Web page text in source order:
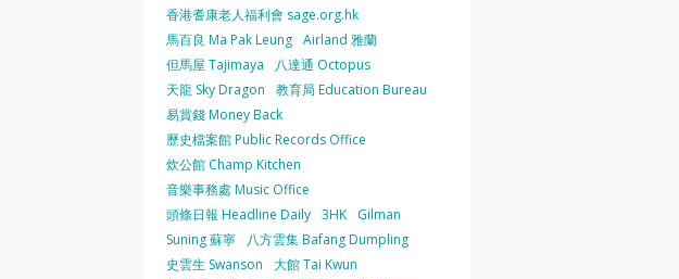
香港耆康老人福利會 sage.org.hk
馬百良 Ma Pak Leung Airland 雅蘭
但馬屋 Tajimaya
八達通 Octopus
天龍 Sky Dragon
教育局 Education Bureau
易賞錢 Money Back
歷史檔案館 Public Records Office
炊公館 Champ Kitchen
音樂事務處 Music Office
頭條日報 Headline Daily 3HK
Gilman
Suning 蘇寧
八方雲集 Bafang Dumpling
史雲生 Swanson
大館 Tai Kwun